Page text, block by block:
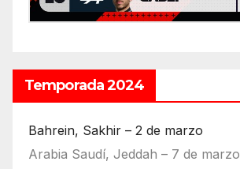
Temporada 2024
Bahrein, Sakhir – 2 de marzo
Arabia Saudí, Jeddah – 7 de marzo